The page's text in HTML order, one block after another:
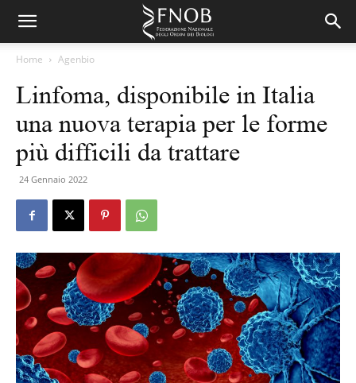
Home Agenbio
Linfoma, disponibile in Italia
una nuova terapia per le forme
più difficili da trattare
24 Gennaio 2022